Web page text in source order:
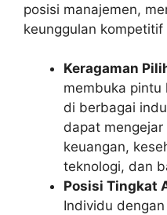
posisi manajemen,
keunggulan
Keragaman
membuka pintu
di berbagai
dapat
keuangan,
teknologi, dan
Posisi Tingkat
Individu